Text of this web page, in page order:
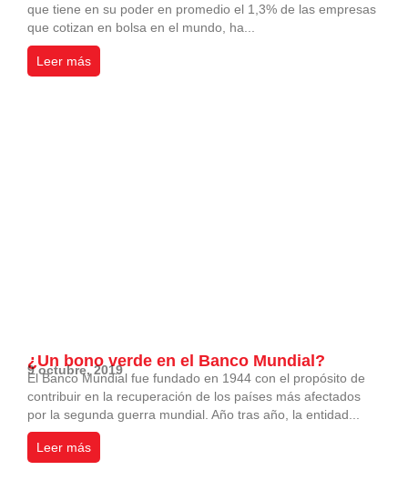
que tiene en su poder en promedio el 1,3% de las empresas
que cotizan en bolsa en el mundo, ha...
Leer más
¿Un bono verde en el Banco Mundial?
9 octubre, 2019
El Banco Mundial fue fundado en 1944 con el propósito de
contribuir en la recuperación de los países más afectados
por la segunda guerra mundial. Año tras año, la entidad...
Leer más